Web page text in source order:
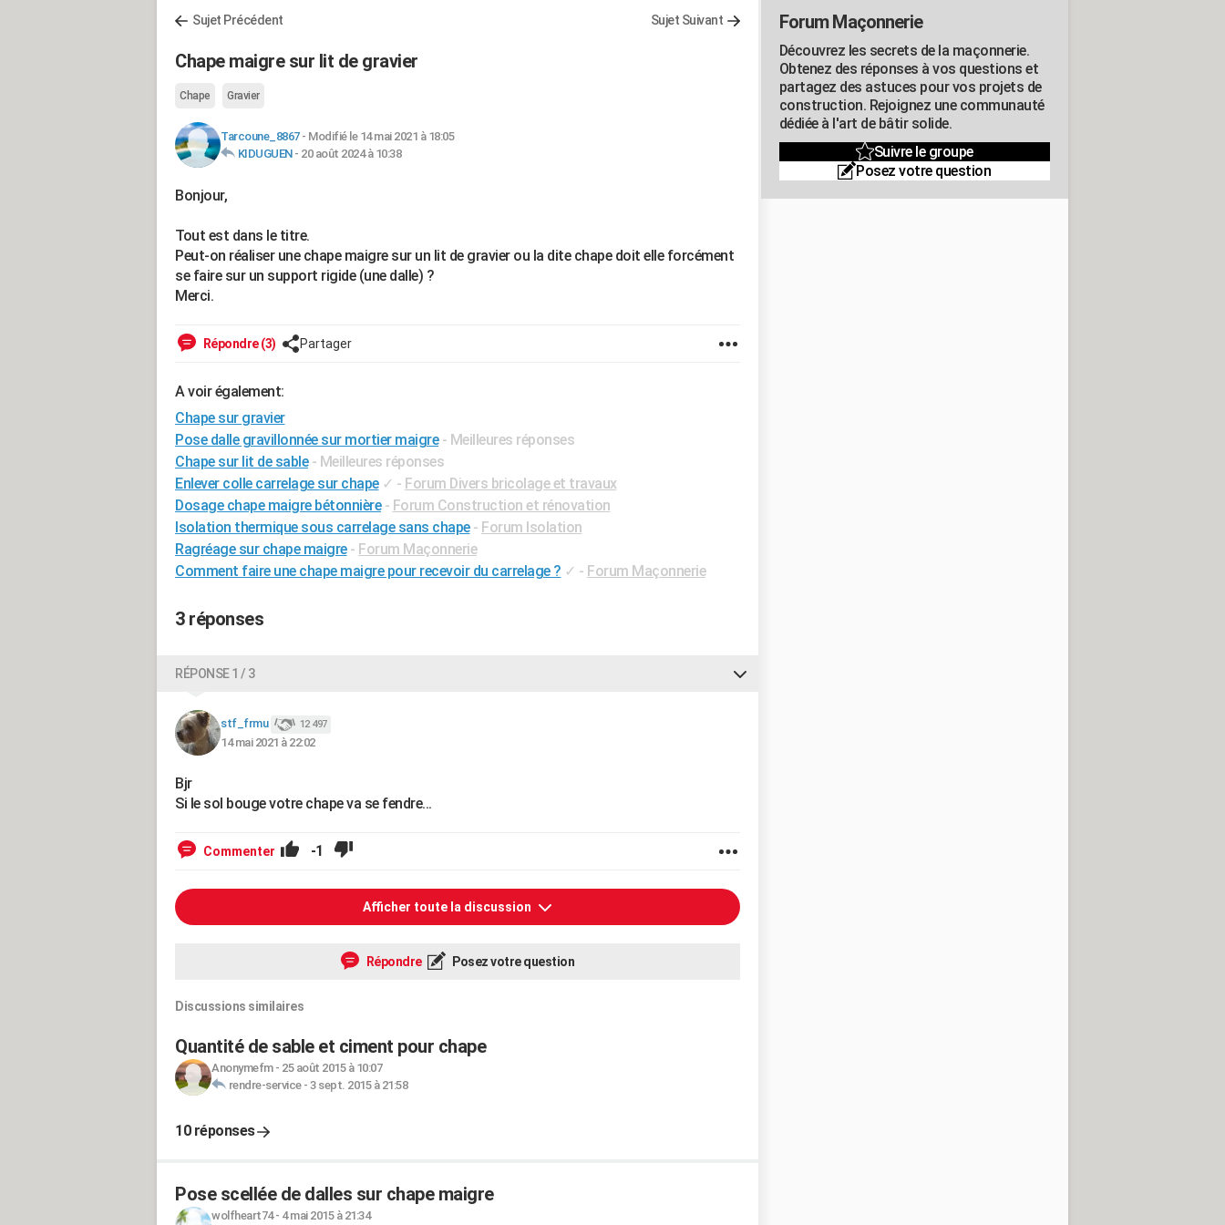
Sujet Précédent Sujet Suivant
Chape maigre sur lit de gravier
Chape Gravier
Tarcoune_8867- Modifié le 14 mai 2021 à 18:05
KIDUGUEN- 20 août 2024 à 10:38
Bonjour,
Tout est dans le titre.
Peut-on réaliser une chape maigre sur un lit de gravier ou la dite chape doit elle forcément
se faire sur un support rigide (une dalle) ?
Merci.
Répondre (3) Partager
A voir également:
Chape sur gravier
Pose dalle gravillonnée sur mortier maigre - Meilleures réponses
Chape sur lit de sable - Meilleures réponses
Enlever colle carrelage sur chape ✓ - Forum Divers bricolage et travaux
Dosage chape maigre bétonnière - Forum Construction et rénovation
Isolation thermique sous carrelage sans chape - Forum Isolation
Ragréage sur chape maigre - Forum Maçonnerie
Comment faire une chape maigre pour recevoir du carrelage ? ✓ - Forum Maçonnerie
3 réponses
RÉPONSE 1 / 3
stf_frmu 12 497
14 mai 2021 à 22:02
Bjr
Si le sol bouge votre chape va se fendre...
Commenter -1
Afficher toute la discussion
Répondre Posez votre question
Discussions similaires
Quantité de sable et ciment pour chape
Anonymefm- 25 août 2015 à 10:07
rendre-service- 3 sept. 2015 à 21:58
10 réponses
Pose scellée de dalles sur chape maigre
wolfheart74- 4 mai 2015 à 21:34
Forum Maçonnerie
Découvrez les secrets de la maçonnerie.
Obtenez des réponses à vos questions et
partagez des astuces pour vos projets de
construction. Rejoignez une communauté
dédiée à l'art de bâtir solide.
Suivre le groupe
Posez votre question